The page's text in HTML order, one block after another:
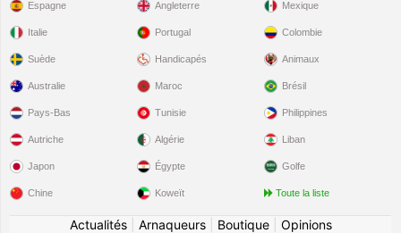
Espagne
Italie
Suède
Angleterre
Portugal
Handicapés
Mexique
Colombie
Animaux
Australie
Pays-Bas
Autriche
Japon
Chine
Maroc
Tunisie
Algérie
Égypte
Koweït
Brésil
Philippines
Liban
Golfe
Toute la liste
Actualités| Arnaqueurs| Boutique| Opinions